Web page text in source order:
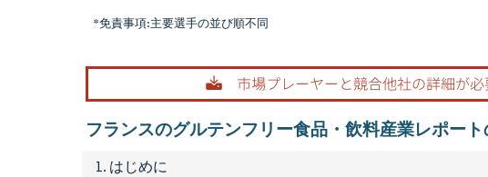
*免責事項:主要選手の並び順不同
フランスのグルテンフリー食品・飲料産業レポート
1. はじめに